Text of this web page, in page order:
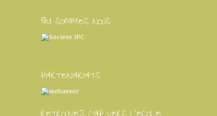
QUI SOMMES NOUS
PARTENARIATS